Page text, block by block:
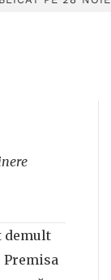
demult
Premisa